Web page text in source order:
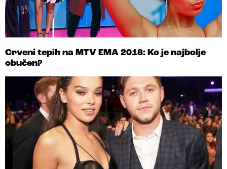
Crveni tepih na MTV EMA 2018: Ko je najbolje
obučen?